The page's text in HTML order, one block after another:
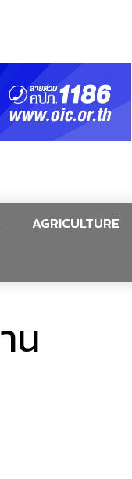
AGRICULTURE
น